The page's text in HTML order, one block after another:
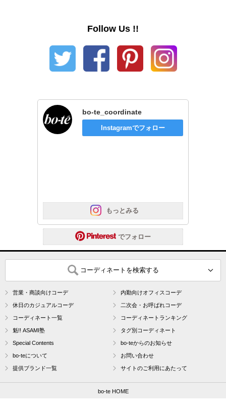
Follow Us !!
でフォロー
bo-te_coordinate
Instagramでフォロー
もっとみる
コーディネートを検索する
営業・商談向けコーデ 内勤向けオフィスコーデ
休日のカジュアルコーデ 二次会・お呼ばれコーデ
コーディネート一覧 コーディネートランキング
魁!! ASAMI塾 タグ別コーディネート
Special Contents bo-teからのお知らせ
bo-teについて お問い合わせ
提供ブランド一覧 サイトのご利用にあたって
bo-te HOME